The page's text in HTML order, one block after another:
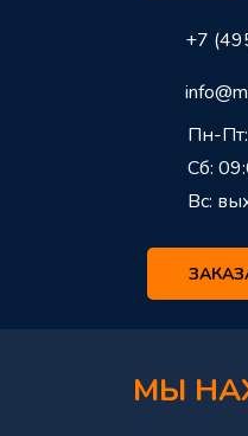
+7
Пн-
Сб:
Вс:
МЫ